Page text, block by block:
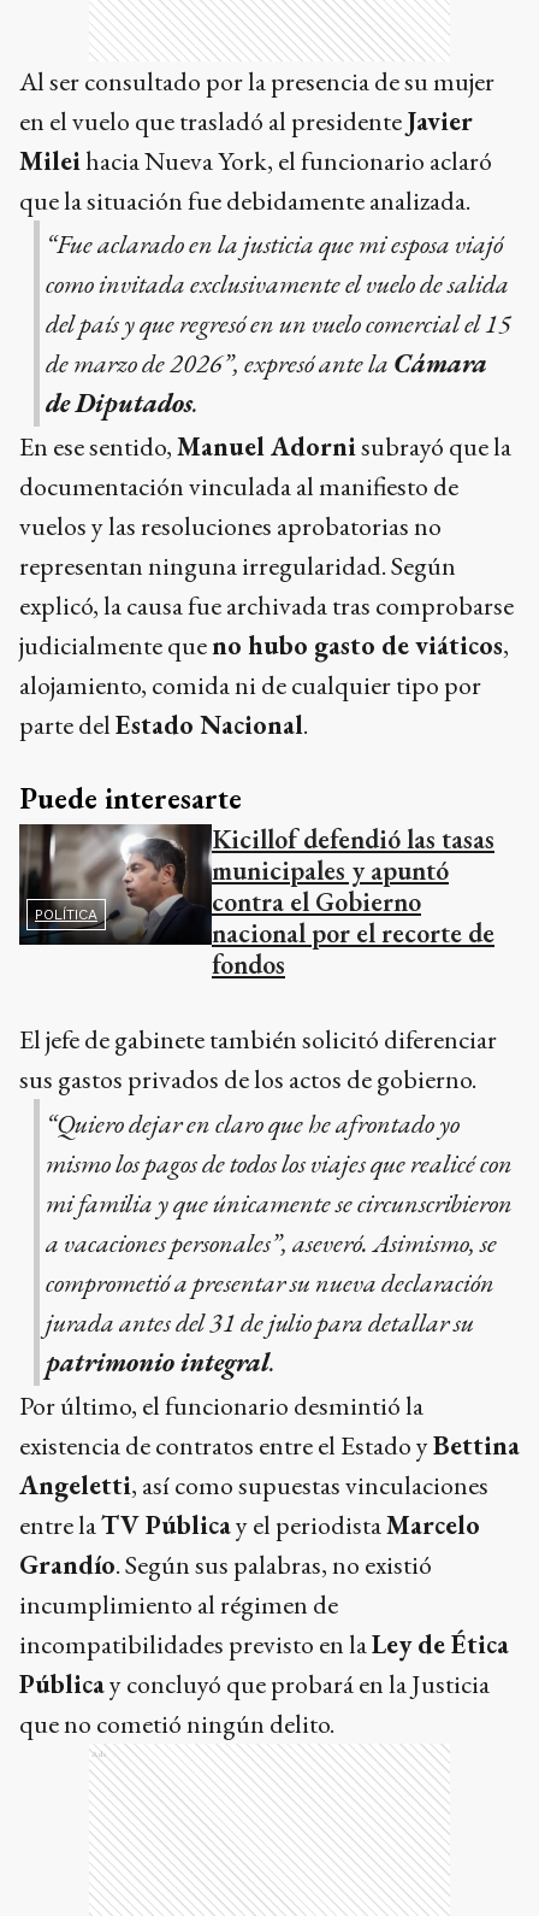
Al ser consultado por la presencia de su mujer
en el vuelo que trasladó al presidenteJavier
Mileihacia Nueva York, el funcionario aclaró
que la situación fue debidamente analizada.
“Fue aclarado en la justicia que mi esposa viajó
como invitada exclusivamente el vuelo de salida
del país y que regresó en un vuelo comercial el 15
de marzo de 2026”, expresó ante la Cámara
de Diputados.
En ese sentido,Manuel Adornisubrayó que la
documentación vinculada al manifiesto de
vuelos y las resoluciones aprobatorias no
representan ninguna irregularidad. Según
explicó, la causa fue archivada tras comprobarse
judicialmente queno hubo gasto de viáticos,
alojamiento, comida ni de cualquier tipo por
parte delEstado Nacional.
Puede interesarte
POLÍTICA
Kicillof defendió las tasas
municipales y apuntó
contra el Gobierno
nacional por el recorte de
fondos
El jefe de gabinete también solicitó diferenciar
sus gastos privados de los actos de gobierno.
“Quiero dejar en claro que he afrontado yo
mismo los pagos de todos los viajes que realicé con
mi familia y que únicamente se circunscribieron
a vacaciones personales”, aseveró. Asimismo, se
comprometió a presentar su nueva declaración
jurada antes del 31 de julio para detallar su
patrimonio integral.
Por último, el funcionario desmintió la
existencia de contratos entre el Estado yBettina
Angeletti, así como supuestas vinculaciones
entre laTV Públicay el periodistaMarcelo
Grandío. Según sus palabras, no existió
incumplimiento al régimen de
incompatibilidades previsto en laLey de Ética
Públicay concluyó que probará en la Justicia
que no cometió ningún delito.
Ads